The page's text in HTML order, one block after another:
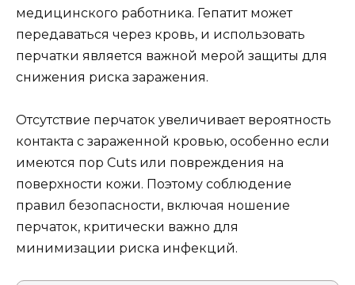
медицинского работника. Гепатит может
передаваться через кровь, и использовать
перчатки является важной мерой защиты для
снижения риска заражения.
Отсутствие перчаток увеличивает вероятность
контакта с зараженной кровью, особенно если
имеются пор Cuts или повреждения на
поверхности кожи. Поэтому соблюдение
правил безопасности, включая ношение
перчаток, критически важно для
минимизации риска инфекций.